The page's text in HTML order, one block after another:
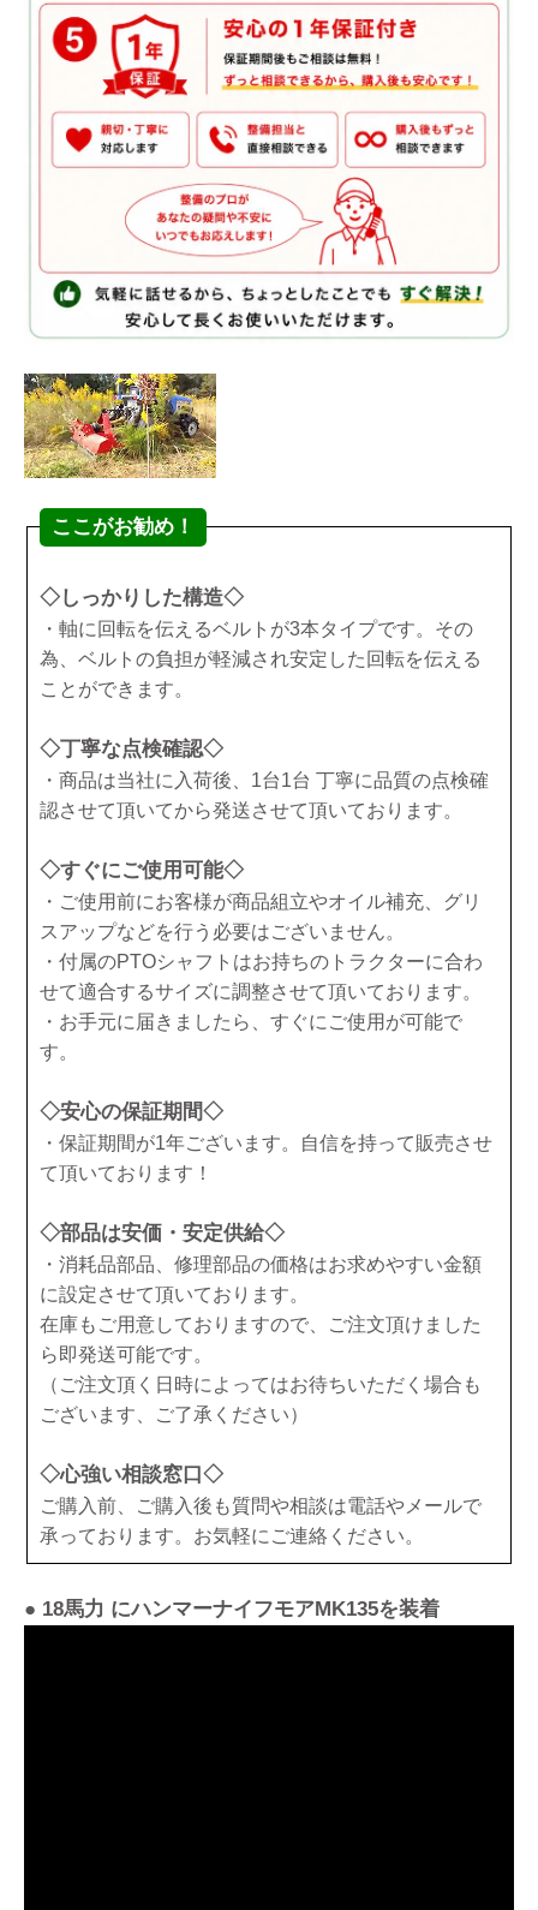
ここがお勧め！
◇しっかりした構造◇
・軸に回転を伝えるベルトが3本タイプです。その
為、ベルトの負担が軽減され安定した回転を伝える
ことができます。
◇丁寧な点検確認◇
・商品は当社に入荷後、1台1台 丁寧に品質の点検確
認させて頂いてから発送させて頂いております。
◇すぐにご使用可能◇
・ご使用前にお客様が商品組立やオイル補充、グリ
スアップなどを行う必要はございません。
・付属のPTOシャフトはお持ちのトラクターに合わ
せて適合するサイズに調整させて頂いております。
・お手元に届きましたら、すぐにご使用が可能で
す。
◇安心の保証期間◇
・保証期間が1年ございます。自信を持って販売させ
て頂いております！
◇部品は安価・安定供給◇
・消耗品部品、修理部品の価格はお求めやすい金額
に設定させて頂いております。
在庫もご用意しておりますので、ご注文頂けました
ら即発送可能です。
（ご注文頂く日時によってはお待ちいただく場合も
ございます、ご了承ください）
◇心強い相談窓口◇
ご購入前、ご購入後も質問や相談は電話やメールで
承っております。お気軽にご連絡ください。
● 18馬力 にハンマーナイフモアMK135を装着